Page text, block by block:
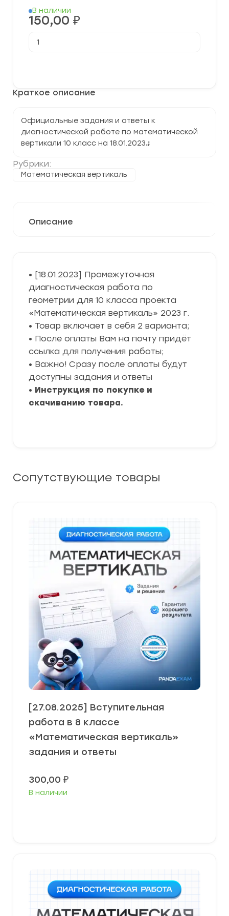
Краткое описание
Официальные задания и ответы к
диагностической работе по математической
вертикали 10 класс на 18.01.2023.;
Рубрики:
Математическая вертикаль
В наличии
150,00 ₽
товара
геометрии
класса
проекта
"Математическая
вертикаль"
2023
Описание
• [18.01.2023] Промежуточная
диагностическая работа по
геометрии для 10 класса проекта
«Математическая вертикаль» 2023 г.
• Товар включает в себя 2 варианта;
• После оплаты Вам на почту придёт
ссылка для получения работы;
• Важно! Сразу после оплаты будут
доступны задания и ответы
• Инструкция по покупке и
скачиванию товара.
Сопутствующие товары
[27.08.2025] Вступительная
работа в 8 классе
«Математическая вертикаль»
задания и ответы
300,00 ₽
В наличии